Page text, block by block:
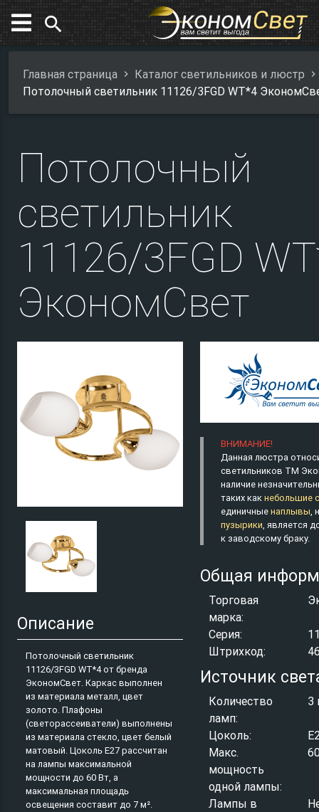
search
Главная страница
Каталог светильников и люстр
Потолочный светильник 11126/3FGD WT*4
Потолочный
светильник
11126/3FGD
ЭкономСвет
Описание
Потолочный светильник
11126/3FGD WT*4 от бренда
ЭкономСвет. Каркас выполнен
из материала металл, цвет
золото. Плафоны
(светорассеиватели) выполнены
из материала стекло, цвет белый
матовый. Цоколь E27 рассчитан
на лампы максимальной
мощности до 60 Вт, а
максимальная площадь
освещения составит до 7 м².
ВНИМАНИЕ!
Данная люстра
светильников ТМ
наличие
таких какнебольшие
единичныенаплывы,
пузырики, является
к заводскому браку.
Общая
Торговая
марка:
Серия:
Штрихкод:
Источник
Количество
ламп:
3
Цоколь:
Макс.
мощность
одной лампы:
Лампы в